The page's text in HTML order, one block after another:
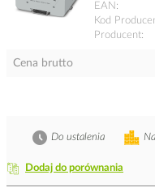
EAN
Kod
Producent
Cena brutto
Dodaj do porównania
Do ustalenia